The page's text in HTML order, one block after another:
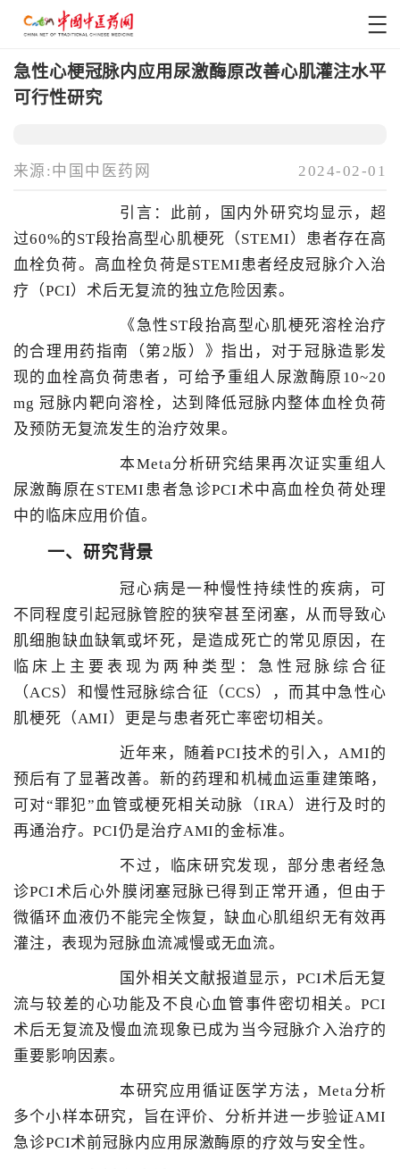
急性心梗冠脉内应用尿激酶原改善心肌灌注水平
可行性研究
来源:中国中医药网 2024-02-01
引言：此前，国内外研究均显示，超
过60%的ST段抬高型心肌梗死（STEMI）患者存在高
血栓负荷。高血栓负荷是STEMI患者经皮冠脉介入治
疗（PCI）术后无复流的独立危险因素。
《急性ST段抬高型心肌梗死溶栓治疗
的合理用药指南（第2版）》指出，对于冠脉造影发
现的血栓高负荷患者，可给予重组人尿激酶原10~20
mg 冠脉内靶向溶栓，达到降低冠脉内整体血栓负荷
及预防无复流发生的治疗效果。
本Meta分析研究结果再次证实重组人
尿激酶原在STEMI患者急诊PCI术中高血栓负荷处理
中的临床应用价值。
一、研究背景
冠心病是一种慢性持续性的疾病，可
不同程度引起冠脉管腔的狭窄甚至闭塞，从而导致心
肌细胞缺血缺氧或坏死，是造成死亡的常见原因，在
临床上主要表现为两种类型：急性冠脉综合征
（ACS）和慢性冠脉综合征（CCS），而其中急性心
肌梗死（AMI）更是与患者死亡率密切相关。
近年来，随着PCI技术的引入，AMI的
预后有了显著改善。新的药理和机械血运重建策略，
可对“罪犯”血管或梗死相关动脉（IRA）进行及时的
再通治疗。PCI仍是治疗AMI的金标准。
不过，临床研究发现，部分患者经急
诊PCI术后心外膜闭塞冠脉已得到正常开通，但由于
微循环血液仍不能完全恢复，缺血心肌组织无有效再
灌注，表现为冠脉血流减慢或无血流。
国外相关文献报道显示，PCI术后无复
流与较差的心功能及不良心血管事件密切相关。PCI
术后无复流及慢血流现象已成为当今冠脉介入治疗的
重要影响因素。
本研究应用循证医学方法，Meta分析
多个小样本研究，旨在评价、分析并进一步验证AMI
急诊PCI术前冠脉内应用尿激酶原的疗效与安全性。